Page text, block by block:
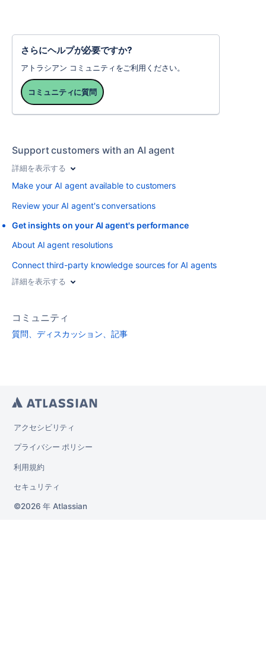
さらにヘルプが必要ですか?
アトラシアン コミュニティをご利用ください。
コミュニティに質問
Support customers with an AI agent
詳細を表示する
Make your AI agent available to customers
Review your AI agent's conversations
Get insights on your AI agent's performance
About AI agent resolutions
Connect third-party knowledge sources for AI agents
詳細を表示する
コミュニティ
質問、ディスカッション、記事
アクセシビリティ
プライバシー ポリシー
利用規約
セキュリティ
2026 年 Atlassian